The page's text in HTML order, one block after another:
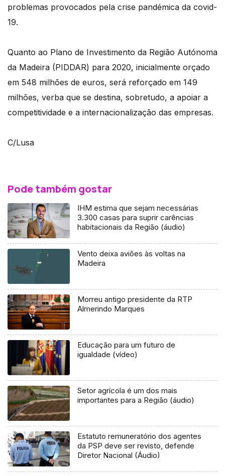
problemas provocados pela crise pandémica da covid-
19.
Quanto ao Plano de Investimento da Região Autónoma
da Madeira (PIDDAR) para 2020, inicialmente orçado
em 548 milhões de euros, será reforçado em 149
milhões, verba que se destina, sobretudo, a apoiar a
competitividade e a internacionalização das empresas.
C/Lusa
Pode também gostar
IHM estima que sejam necessárias
3.300 casas para suprir carências
habitacionais da Região (áudio)
Vento deixa aviões às voltas na
Madeira
Morreu antigo presidente da RTP
Almerindo Marques
Educação para um futuro de
igualdade (vídeo)
Setor agrícola é um dos mais
importantes para a Região (áudio)
Estatuto remuneratório dos agentes
da PSP deve ser revisto, defende
Diretor Nacional (Áudio)